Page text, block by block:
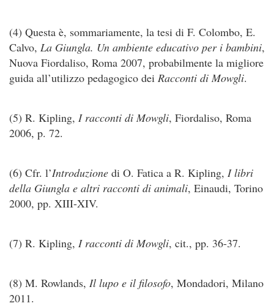
(4) Questa è, sommariamente, la tesi di F. Colombo, E.
Calvo, La Giungla. Un ambiente educativo per i bambini,
Nuova Fiordaliso, Roma 2007, probabilmente la migliore
guida all’utilizzo pedagogico dei Racconti di Mowgli.
(5) R. Kipling, I racconti di Mowgli, Fiordaliso, Roma
2006, p. 72.
(6) Cfr. l’Introduzione di O. Fatica a R. Kipling, I libri
della Giungla e altri racconti di animali, Einaudi, Torino
2000, pp. XIII-XIV.
(7) R. Kipling, I racconti di Mowgli, cit., pp. 36-37.
(8) M. Rowlands, Il lupo e il filosofo, Mondadori, Milano
2011.